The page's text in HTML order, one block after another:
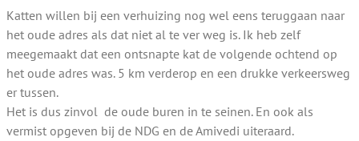
Katten willen bij een verhuizing nog wel eens teruggaan naar
het oude adres als dat niet al te ver weg is. Ik heb zelf
meegemaakt dat een ontsnapte kat de volgende ochtend op
het oude adres was. 5 km verderop en een drukke verkeersweg
er tussen.
Het is dus zinvol de oude buren in te seinen. En ook als
vermist opgeven bij de NDG en de Amivedi uiteraard.